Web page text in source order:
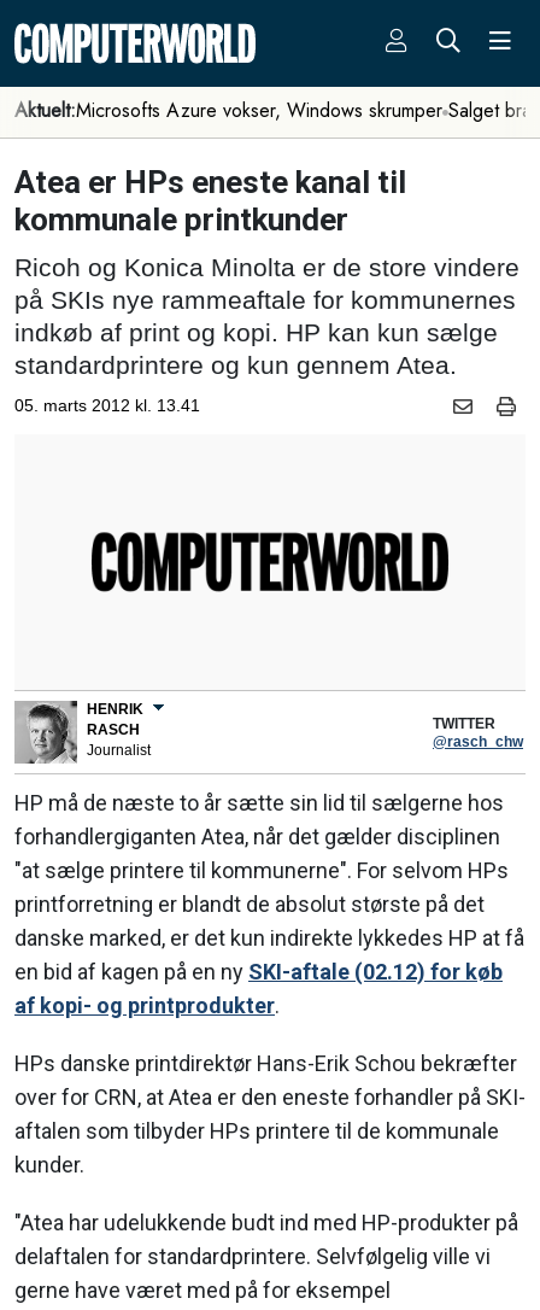
Aktuelt:Microsofts Azure vokser, Windows skrumper Salget
Atea er HPs eneste kanal til
kommunale printkunder
Ricoh og Konica Minolta er de store vindere
på SKIs nye rammeaftale for kommunernes
indkøb af print og kopi. HP kan kun sælge
standardprintere og kun gennem Atea.
05. marts 2012 kl. 13.41
HENRIK
RASCH
Journalist
TWITTER
@rasch_chw
HP må de næste to år sætte sin lid til sælgerne hos
forhandlergiganten Atea, når det gælder disciplinen
"at sælge printere til kommunerne". For selvom HPs
printforretning er blandt de absolut største på det
danske marked, er det kun indirekte lykkedes HP at få
en bid af kagen på en ny SKI-aftale (02.12) for køb
af kopi- og printprodukter.
HPs danske printdirektør Hans-Erik Schou bekræfter
over for CRN, at Atea er den eneste forhandler på SKI-
aftalen som tilbyder HPs printere til de kommunale
kunder.
"Atea har udelukkende budt ind med HP-produkter på
delaftalen for standardprintere. Selvfølgelig ville vi
gerne have været med på for eksempel